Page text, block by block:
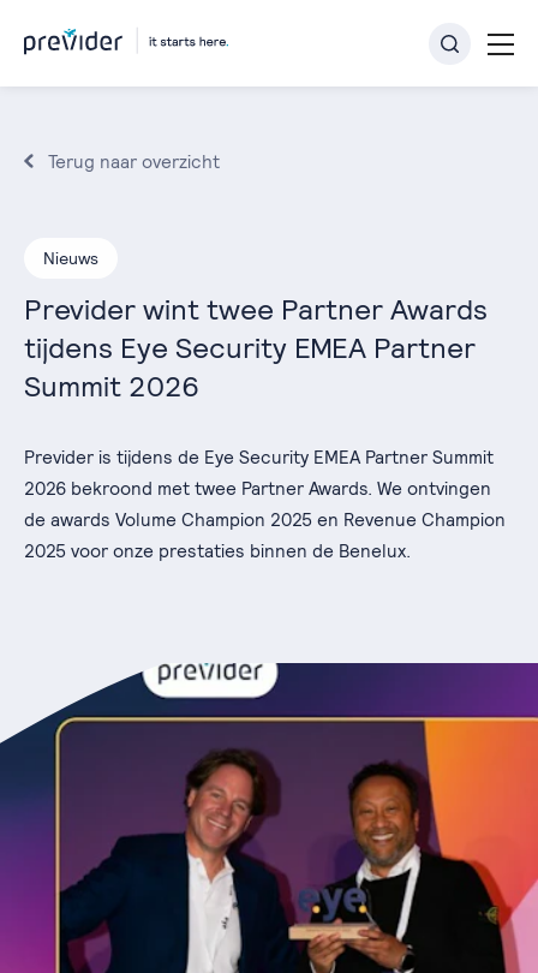
Terug naar overzicht
Nieuws
Previder wint twee Partner Awards
tijdens Eye Security EMEA Partner
Summit 2026
Previder is tijdens de Eye Security EMEA Partner Summit
2026 bekroond met twee Partner Awards. We ontvingen
de awards Volume Champion 2025 en Revenue Champion
2025 voor onze prestaties binnen de Benelux.